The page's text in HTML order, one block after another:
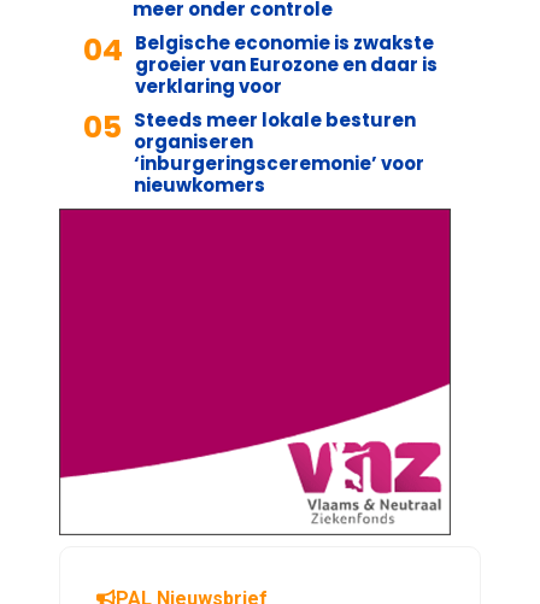
meer onder controle
04 Belgische economie is zwakste
groeier van Eurozone en daar is
verklaring voor
05 Steeds meer lokale besturen
organiseren
‘inburgeringsceremonie’ voor
nieuwkomers
PAL Nieuwsbrief